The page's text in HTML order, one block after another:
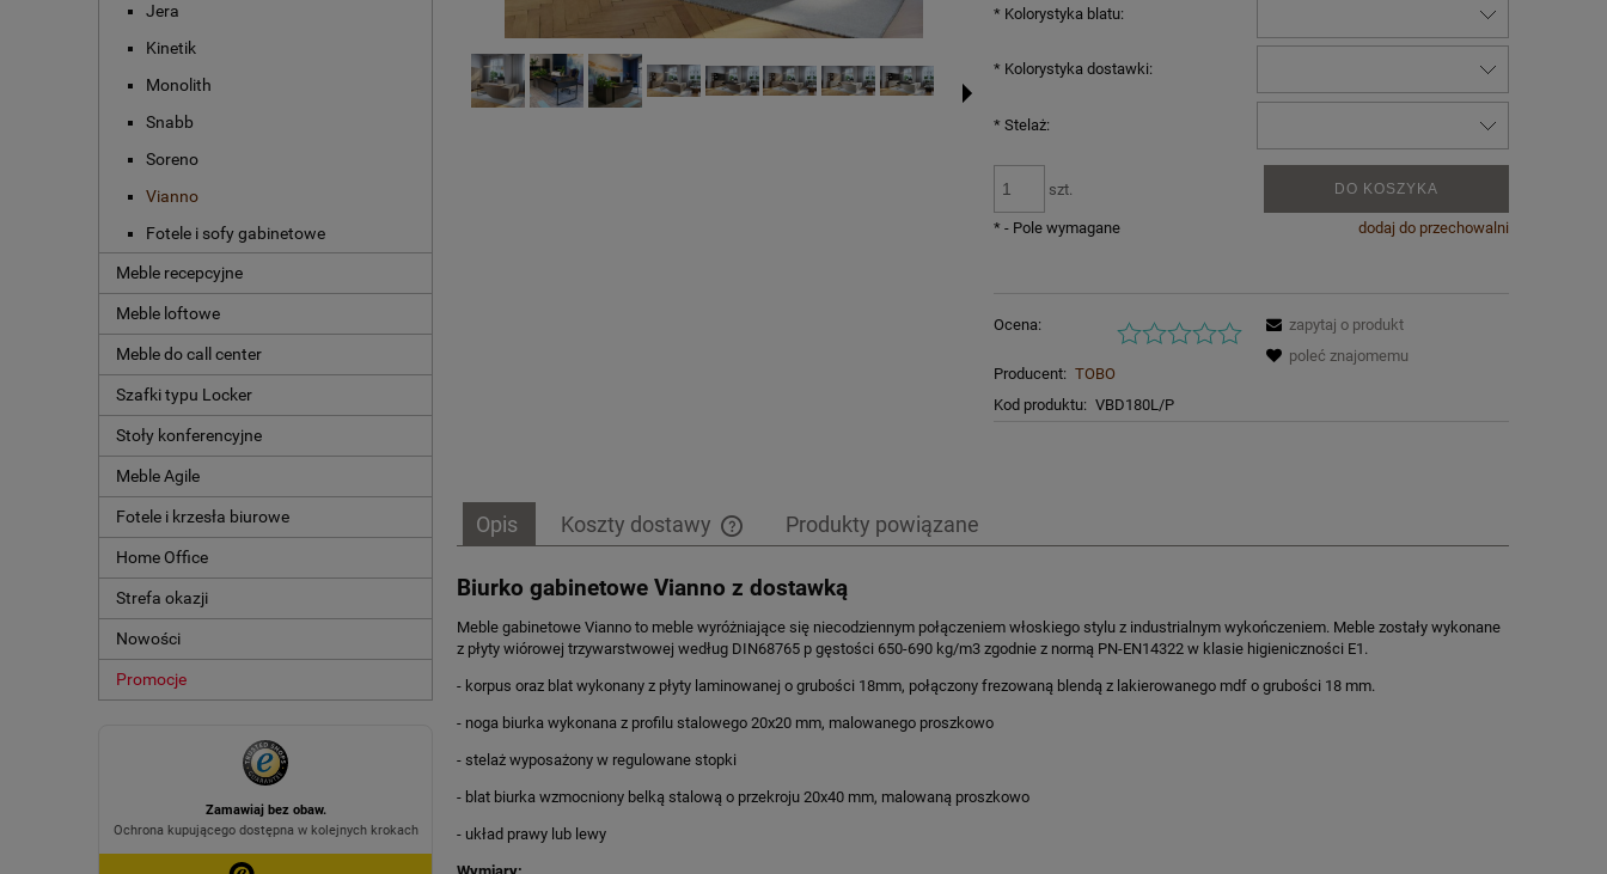
Jera
Kinetik
Monolith
Snabb
Soreno
Vianno
Fotele i sofy gabinetowe
Meble recepcyjne
Meble loftowe
Meble do call center
Szafki typu Locker
Stoły konferencyjne
Meble Agile
Fotele i krzesła biurowe
Home Office
Strefa okazji
Nowości
Promocje
* Kolorystyka blatu:
* Kolorystyka dostawki:
* Stelaż:
szt. DO KOSZYKA
dodaj do przechowalni
* - Pole wymagane
Ocena:
Producent: TOBO
Kod produktu: VBD180L/P
zapytaj o produkt
poleć znajomemu
Opis Koszty dostawy
Cena nie zawiera ewentualnych kosztów
Produkty powiązane
Biurko gabinetowe Vianno z dostawką
Meble gabinetowe Vianno to meble wyróżniające się niecodziennym połączeniem włoskiego stylu z industrialnym wykończeniem. Meble zostały wykonane
z płyty wiórowej trzywarstwowej według DIN68765 p gęstości 650-690 kg/m3 zgodnie z normą PN-EN14322 w klasie higieniczności E1.
- korpus oraz blat wykonany z płyty laminowanej o grubości 18mm, połączony frezowaną blendą z lakierowanego mdf o grubości 18 mm.
- noga biurka wykonana z profilu stalowego 20x20 mm, malowanego proszkowo
- stelaż wyposażony w regulowane stopki
- blat biurka wzmocniony belką stalową o przekroju 20x40 mm, malowaną proszkowo
- układ prawy lub lewy